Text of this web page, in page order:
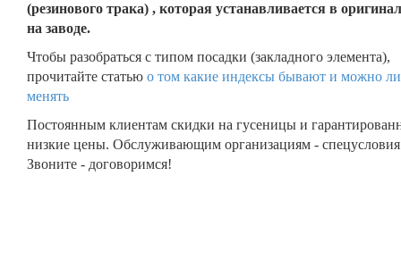
(резинового трака) , которая устанавливается в
на заводе.
Чтобы разобраться с типом посадки (закладного элемента),
прочитайте статью о том какие индексы бывают и можно
менять
Постоянным клиентам скидки на гусеницы и
низкие цены. Обслуживающим организациям -
Звоните - договоримся!